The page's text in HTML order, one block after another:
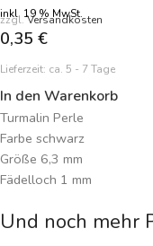
des Bergkristalls und
tiefen Bedeutung dieser
nicht nur ästhetisch
und zeitlose Eleganz
inkl. 19 % MwSt.
zzgl.Versandkosten
0,35 €
Lieferzeit: ca. 5 - 7 Tage
In den Warenkorb
Turmalin Perle
Farbe schwarz
Größe 6,3 mm
Fädelloch 1 mm
Und noch mehr